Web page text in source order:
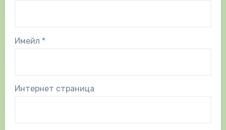
Имейл *
Интернет страница